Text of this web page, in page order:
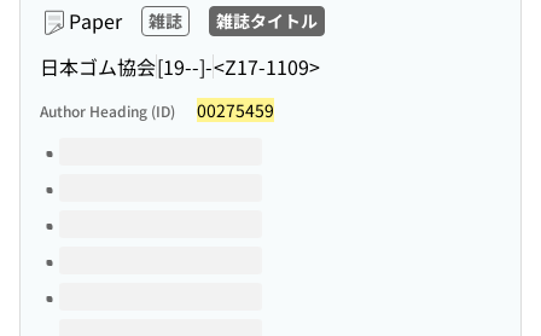
Paper 雑誌 雑誌タイトル
日本ゴム協会[19--]-<Z17-1109>
Author Heading (ID) 00275459
Volumes of this title